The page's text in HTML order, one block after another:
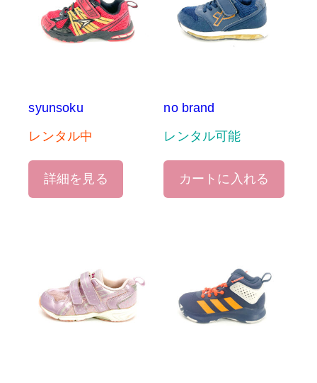
syunsoku
レンタル中
詳細を見る
no brand
レンタル可能
カートに入れる